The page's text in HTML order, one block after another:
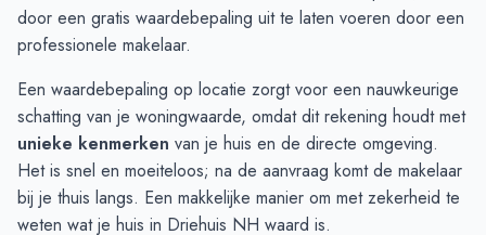
door een gratis waardebepaling uit te laten voeren door een
professionele makelaar.
Een waardebepaling op locatie zorgt voor een nauwkeurige
schatting van je woningwaarde, omdat dit rekening houdt met
unieke kenmerken van je huis en de directe omgeving.
Het is snel en moeiteloos; na de aanvraag komt de makelaar
bij je thuis langs. Een makkelijke manier om met zekerheid te
weten wat je huis in Driehuis NH waard is.